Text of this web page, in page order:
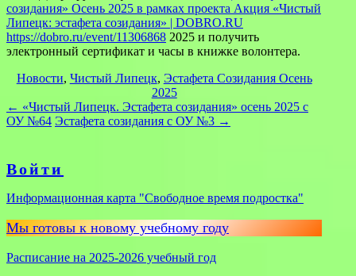
Войти
Информационная карта "Свободное время подростка"
Мы готовы к новому учебному году
Расписание на 2025-2026 учебный год
созидания» Осень 2025 в рамках проекта Акция «Чистый
Липецк: эстафета созидания» | DOBRO.RU
https://dobro.ru/event/11306868 2025 и получить
электронный сертификат и часы в книжке волонтера.
Новости, Чистый Липецк, Эстафета Созидания Осень
2025
← «Чистый Липецк. Эстафета созидания» осень 2025 с
ОУ №64 Эстафета созидания с ОУ №3 →